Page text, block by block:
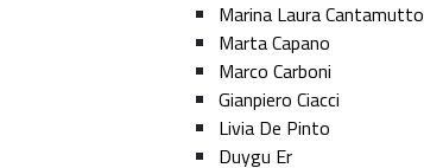
Marina Laura Cantamutto
Marta Capano
Marco Carboni
Gianpiero Ciacci
Livia De Pinto
Duygu Er